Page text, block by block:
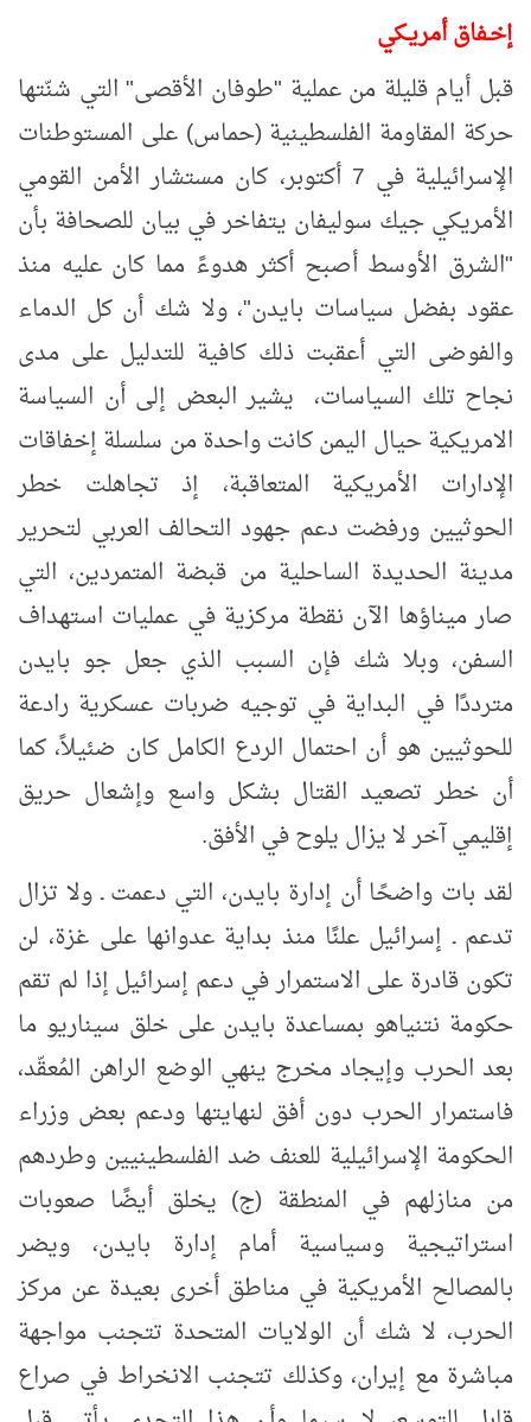
إخـفاق أمريـكي
قبل أيام قليلة من عملية "طوفان الأقصى" التي شنّتها
حركة المقاومة الفلسطينية (حماس) على المستوطنات
الإسرائيلية في 7 أكتوبر، كان مستشار الأمن القومي
الأمريكي جيك سوليفان يتفاخر في بيان للصحافة بأن
"الشرق الأوسط أصبح أكثر هدوءً مما كان عليه منذ
عقود بفضل سياسات بايدن"، ولا شك أن كل الدماء
والفوضى التي أعقبت ذلك كافية للتدليل على مدى
نجاح تلك السياسات، يشير البعض إلى أن السياسة
الامريكية حيال اليمن كانتواحدة من سلسلة إخفاقات
الإدارات الأمريكية المتعاقبة، إذ تجاهلت خطر
الحوثيين ورفضت دعم جهود التحالف العربي لتحرير
مدينة الحديدة الساحلية من قبضة المتمردين، التي
صار ميناؤها الآن نقطة مركزية في عمليات استهداف
السفن، وبلا شك فإن السبب الذي جعل جو بايدن
مترددًا في البداية في توجيه ضربات عسكرية رادعة
للحوثيين هو أن احتمال الردع الكامل كان ضئيلاً، كما
أن خطر تصعيد القتال بشكل واسع وإشعال حريق
إقليمي آخر لا يزال يلوح في الأفق.
لقد بات واضحًا أن إدارة بايدن، التي دعمت ـ ولا تزال
تدعم ـ إسرائيل علنًا منذ بداية عدوانها على غزة، لن
تكون قادرة على الاستمرار في دعم إسرائيل إذا لم تقم
حكومة نتنياهو بمساعدة بايدن على خلق سيناريو ما
بعد الحرب وإيجاد مخرج ينهي الوضع الراهن المُعقّد،
فاستمرار الحرب دون أفق لنهايتها ودعم بعض وزراء
الحكومة الإسرائيلية للعنف ضد الفلسطينيين وطردهم
من منازلهم في المنطقة (ج) يخلق أيضًا صعوبات
استراتيجية وسياسية أمام إدارة بايدن، ويضر
بالمصالح الأمريكية في مناطق أخرى بعيدة عن مركز
الحرب، لا شك أن الولايات المتحدة تتجنب مواجهة
مباشرة مع إيران، وكذلك تتجنب الانخراط في صراع